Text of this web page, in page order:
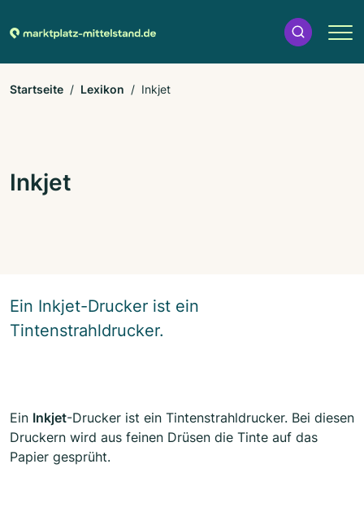
Startseite Lexikon Inkjet
Inkjet
Ein Inkjet-Drucker ist ein
Tintenstrahldrucker.
Ein Inkjet-Drucker ist ein Tintenstrahldrucker. Bei diesen
Druckern wird aus feinen Drüsen die Tinte auf das
Papier gesprüht.